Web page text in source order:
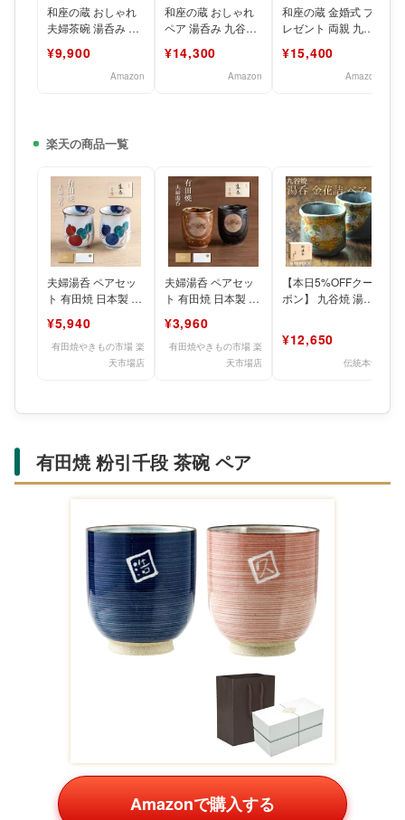
和座の蔵 おしゃれ
夫婦茶碗 湯呑み ペ
焼 睦揃 金銀彩鶴
¥9,900
Amazon
和座の蔵 おしゃれ
ペア 湯呑み 九谷焼
チラシ 陶器 ブラン
¥14,300
Amazon
和座の蔵 金婚式 プ
レゼント 両親 九谷
金箔ちらし お祝い
¥15,400
Amazon
楽天の商品一覧
夫婦湯呑 ペアセッ
ト 有田焼 日本製 お
ゼント 茶器 和モダ
¥5,940
有田焼やきもの市場 楽
天市場店
夫婦湯呑 ペアセッ
ト 有田焼 日本製 お
ゼント 茶器 和モダ
¥3,960
有田焼やきもの市場 楽
天市場店
【本日5%OFFクー
ポン】 九谷焼 湯呑
¥12,650
伝統本舗
有田焼 粉引千段 茶碗 ペア
Amazonで購入する